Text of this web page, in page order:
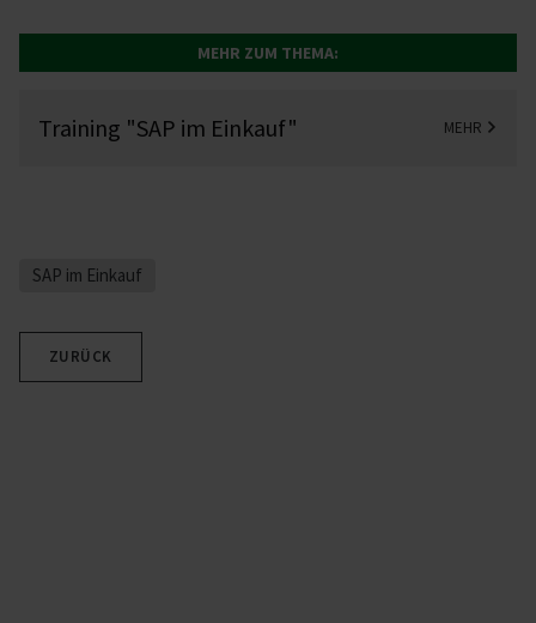
MEHR ZUM THEMA:
Training "SAP im Einkauf" MEHR
SAP im Einkauf
ZURÜCK